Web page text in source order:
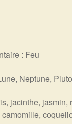
: Feu
Neptune,
jacinthe, jasmin,